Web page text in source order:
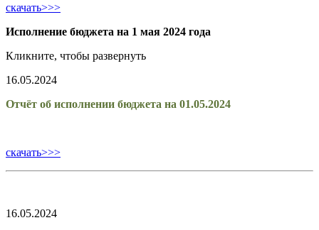
скачать>>>
Исполнение бюджета на 1 мая 2024 года
Кликните, чтобы развернуть
16.05.2024
Отчёт об исполнении бюджета на 01.05.2024
скачать>>>
16.05.2024